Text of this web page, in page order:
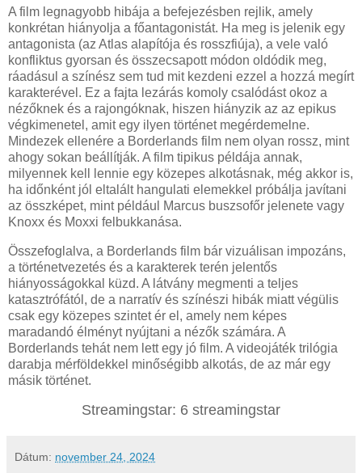
A film legnagyobb hibája a befejezésben rejlik, amely
konkrétan hiányolja a főantagonistát. Ha meg is jelenik egy
antagonista (az Atlas alapítója és rosszfiúja), a vele való
konfliktus gyorsan és összecsapott módon oldódik meg,
ráadásul a színész sem tud mit kezdeni ezzel a hozzá megírt
karakterével. Ez a fajta lezárás komoly csalódást okoz a
nézőknek és a rajongóknak, hiszen hiányzik az az epikus
végkimenetel, amit egy ilyen történet megérdemelne.
Mindezek ellenére a Borderlands film nem olyan rossz, mint
ahogy sokan beállítják. A film tipikus példája annak,
milyennek kell lennie egy közepes alkotásnak, még akkor is,
ha időnként jól eltalált hangulati elemekkel próbálja javítani
az összképet, mint például Marcus buszsofőr jelenete vagy
Knoxx és Moxxi felbukkanása.
Összefoglalva, a Borderlands film bár vizuálisan impozáns,
a történetvezetés és a karakterek terén jelentős
hiányosságokkal küzd. A látvány megmenti a teljes
katasztrófától, de a narratív és színészi hibák miatt végülis
csak egy közepes szintet ér el, amely nem képes
maradandó élményt nyújtani a nézők számára. A
Borderlands tehát nem lett egy jó film. A videojáték trilógia
darabja mérföldekkel minőségibb alkotás, de az már egy
másik történet.
Streamingstar: 6 streamingstar
Dátum: november 24, 2024